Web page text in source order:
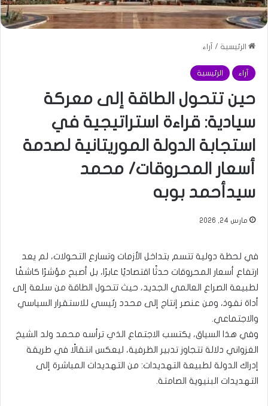
الرئيسية / آراء
آراء الرئيسية
حين تتحول الطاقة إلى معركة
سيادية: قراءة استراتيجية في
استجابة الدولة الموريتانية لصدمة
أسعار المحروقات/ محمد
سيدأحمد بوبه
مارس 24, 2026
في لحظة دولية تتسم بتداخل الأزمات وتسارع التحولات، لم يعد
ارتفاع أسعار المحروقات حدثًا اقتصاديًا عابرًا، بل أصبح مؤشرًا كاشفًا
لطبيعة الصراع العالمي الجديد، حيث تتحول الطاقة من سلعة إلى
أداة نفوذ، ومن عنصر إنتاج إلى محدد رئيسي للاستقرار السياسي
والاجتماعي.
وفي هذا السياق، يكتسب الاجتماع الذي ترأسه محمد ولد الشيخ
الغزواني دلالة تتجاوز تدبير الظرفية، ليعكس انتقالًا في طريقة
إدراك الدولة لطبيعة التهديدات: من التهديدات المباشرة إلى
التهديدات البنيوية الصامتة.